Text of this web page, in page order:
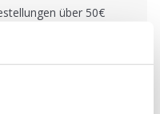
über 50€